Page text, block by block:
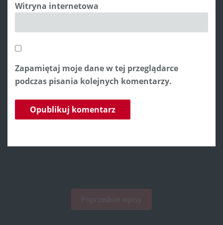
Witryna internetowa
Zapamiętaj moje dane w tej przeglądarce
podczas pisania kolejnych komentarzy.